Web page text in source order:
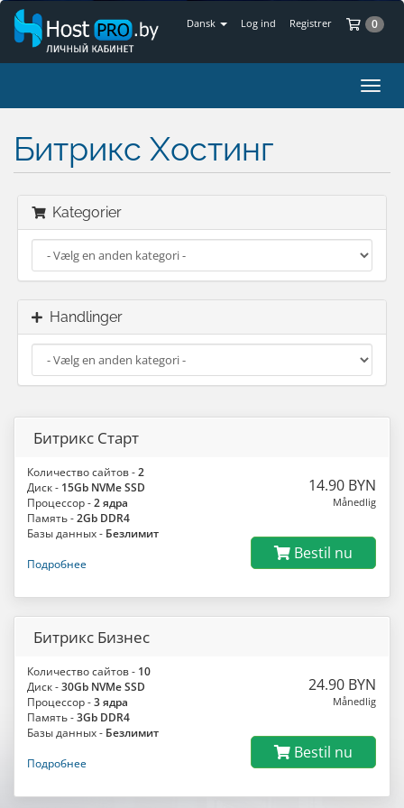
Dansk Log ind Registrer 0
Skift
Битрикс Хостинг
Kategorier
Handlinger
Битрикс Старт
Количество сайтов -2
Диск - 15Gb NVMe SSD
Процессор -2 ядра
Память -2Gb DDR4
Базы данных - Безлимит
Подробнее
14.90 BYN
Månedlig
Bestil nu
Битрикс Бизнес
Количество сайтов - 10
Диск -30Gb NVMe SSD
Процессор -3 ядра
Память -3Gb DDR4
Базы данных - Безлимит
Подробнее
24.90 BYN
Månedlig
Bestil nu